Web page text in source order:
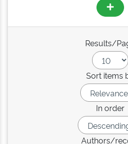
Results/
Sort items
In order
Authors/